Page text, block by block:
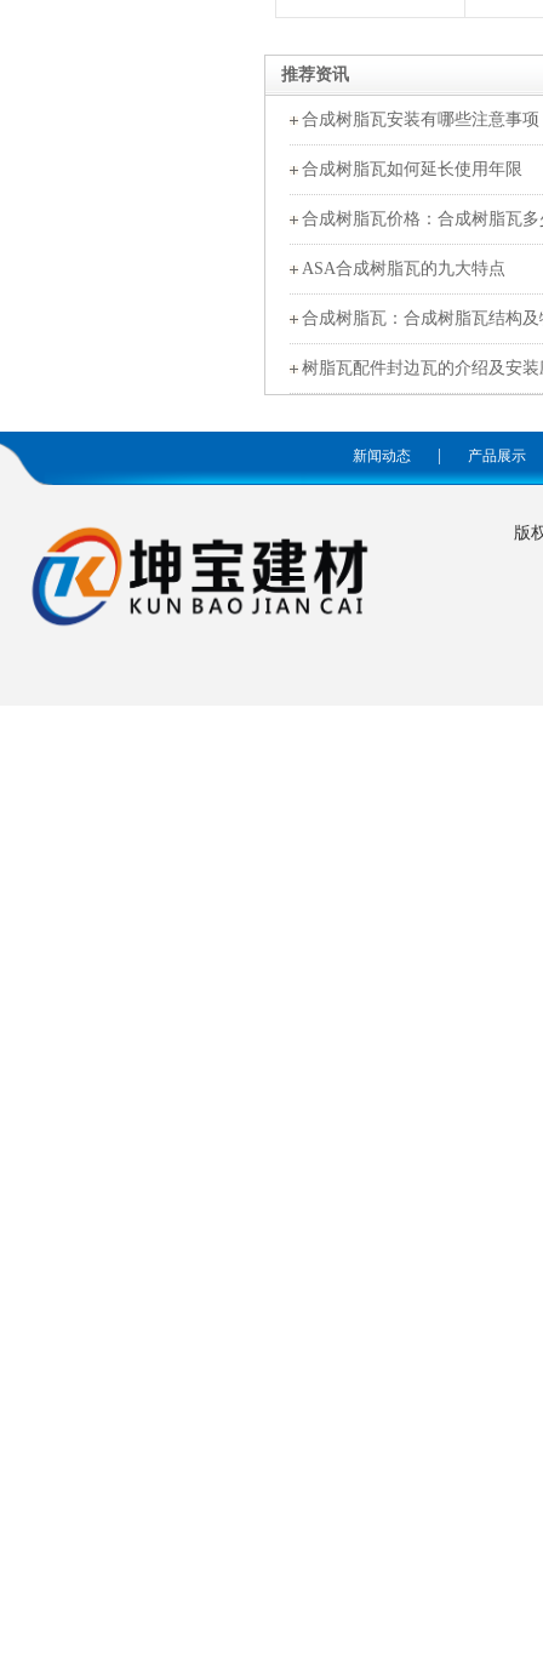
推荐资讯
合成树脂瓦安装有哪些注意事项
合成树脂瓦如何延长使用年限
合成树脂瓦价格：合成树脂瓦
ASA合成树脂瓦的九大特点
合成树脂瓦：合成树脂瓦结构及
树脂瓦配件封边瓦的介绍及安装
新闻动态 产品展示
版